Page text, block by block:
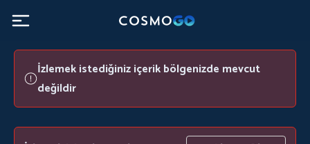
İzlemek istediğiniz içerik bölgenizde mevcut
değildir